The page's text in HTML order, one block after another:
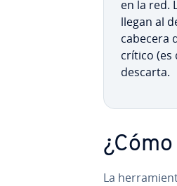
en la red.
llegan al
cabecera
crítico (es
descarta.
La